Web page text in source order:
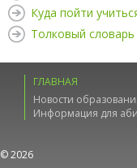
Куда пойти
Толковый словарь
ГЛАВНАЯ
Новости
Информация для
© 2026